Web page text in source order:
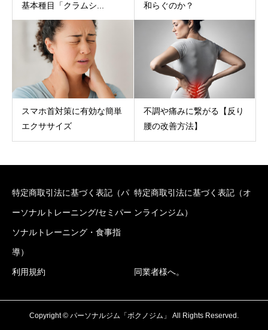
基本種目「クラムシ...
和らぐのか？
スマホ首対策に有効な簡単
エクササイズ
不調や痛みに繋がる【反り
腰の改善方法】
特定商取引法に基づく表記（パ
ーソナルトレーニング/セミパー
ソナルトレーニング・食事指
導）
特定商取引法に基づく表記（オ
ンラインジム）
利用規約 同業者様へ。
Copyright © パーソナルジム「ボクノジム」 All Rights Reserved.